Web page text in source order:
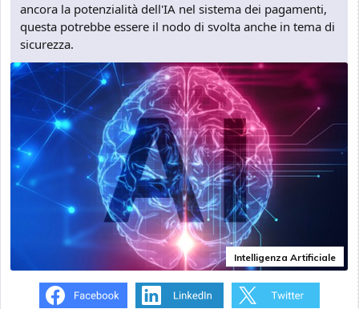
ancora la potenzialità dell'IA nel sistema dei pagamenti,
questa potrebbe essere il nodo di svolta anche in tema di
sicurezza.
Intelligenza Artificiale